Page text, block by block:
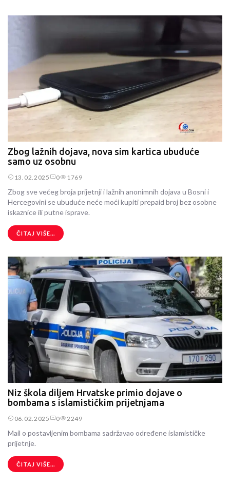
Zbog lažnih dojava, nova sim kartica ubuduće
samo uz osobnu
13.02.2025 0 1769
Zbog sve većeg broja prijetnji i lažnih anonimnih dojava u Bosni i
Hercegovini se ubuduće neće moći kupiti prepaid broj bez osobne
iskaznice ili putne isprave.
ČITAJ VIŠE...
Niz škola diljem Hrvatske primio dojave o
bombama s islamističkim prijetnjama
06.02.2025 0 2249
Mail o postavljenim bombama sadržavao određene islamističke
prijetnje.
ČITAJ VIŠE...